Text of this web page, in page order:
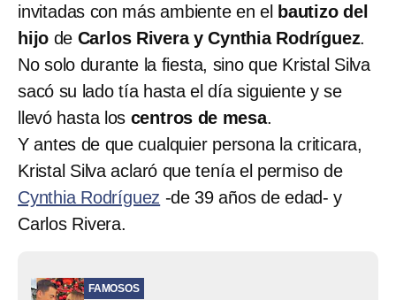
invitadas con más ambiente en el bautizo del
hijo de Carlos Rivera y Cynthia Rodríguez.
No solo durante la fiesta, sino que Kristal Silva
sacó su lado tía hasta el día siguiente y se
llevó hasta los centros de mesa.
Y antes de que cualquier persona la criticara,
Kristal Silva aclaró que tenía el permiso de
Cynthia Rodríguez -de 39 años de edad- y
Carlos Rivera.
FAMOSOS